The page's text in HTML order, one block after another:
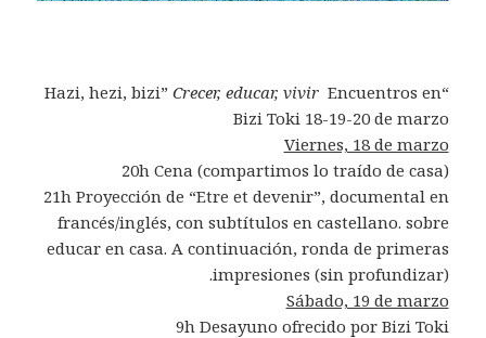
“Hazi, hezi, bizi”
Crecer, educar, vivir Encuentros en
Bizi Toki 18-19-20 de marzo
Viernes, 18 de marzo
20h Cena (compartimos lo traído de casa)
21h Proyección de “Etre et devenir”, documental en
francés/inglés, con subtítulos en castellano. sobre
educar en casa. A continuación, ronda de primeras
impresiones (sin profundizar).
Sábado, 19 de marzo
9h Desayuno ofrecido por Bizi Toki